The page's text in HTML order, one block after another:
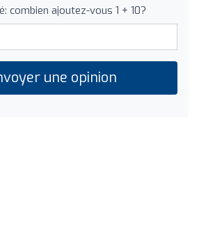
combien ajoutez-vous 1 + 10?
une opinion